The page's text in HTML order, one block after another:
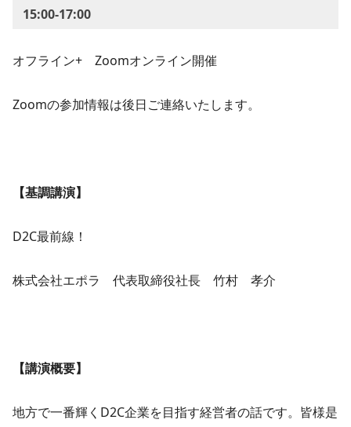
15:00-17:00
オフライン+ Zoomオンライン開催
Zoomの参加情報は後日ご連絡いたします。
【基調講演】
D2C最前線！
株式会社エポラ 代表取締役社長 竹村 孝介
【講演概要】
地方で一番輝くD2C企業を目指す経営者の話です。皆様是